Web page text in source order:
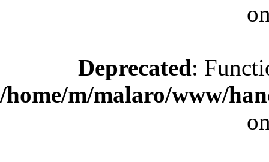
Deprecated:
/home/m/malaro/www/